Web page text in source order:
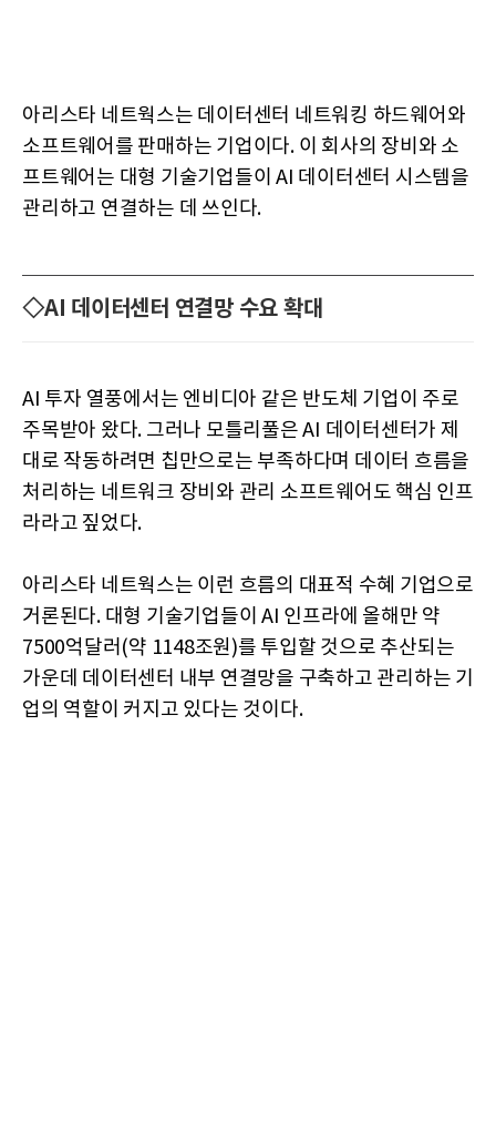
아리스타 네트웍스는 데이터센터 네트워킹 하드웨어와
소프트웨어를 판매하는 기업이다. 이 회사의 장비와 소
프트웨어는 대형 기술기업들이 AI 데이터센터 시스템을
관리하고 연결하는 데 쓰인다.
◇AI 데이터센터 연결망 수요 확대
AI 투자 열풍에서는 엔비디아 같은 반도체 기업이 주로
주목받아 왔다. 그러나 모틀리풀은 AI 데이터센터가 제
대로 작동하려면 칩만으로는 부족하다며 데이터 흐름을
처리하는 네트워크 장비와 관리 소프트웨어도 핵심 인프
라라고 짚었다.
아리스타 네트웍스는 이런 흐름의 대표적 수혜 기업으로
거론된다. 대형 기술기업들이 AI 인프라에 올해만 약
7500억달러(약 1148조원)를 투입할 것으로 추산되는
가운데 데이터센터 내부 연결망을 구축하고 관리하는 기
업의 역할이 커지고 있다는 것이다.